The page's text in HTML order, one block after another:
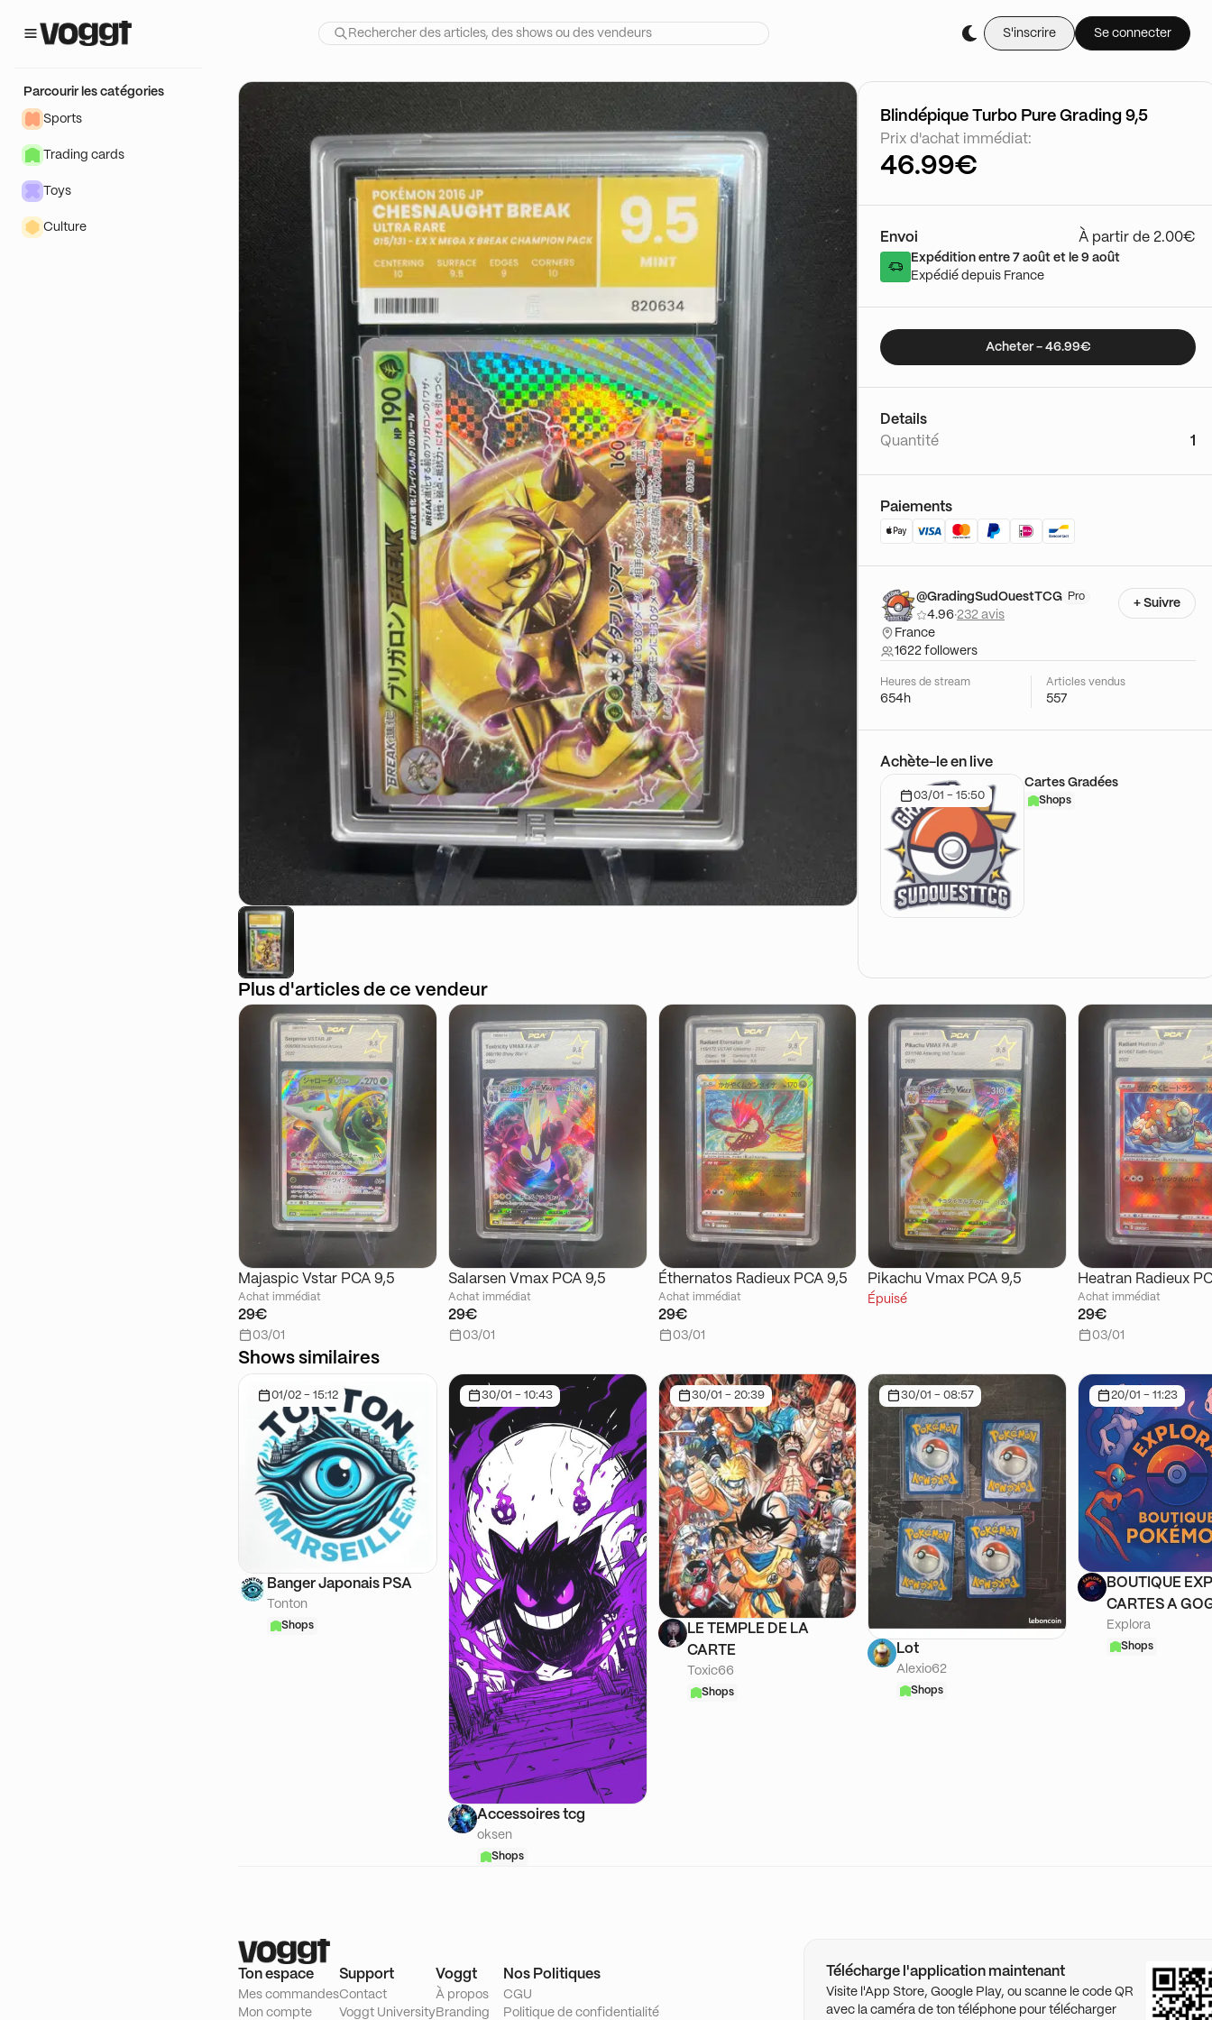
S'inscrire Se connecter
Parcourir les catégories
Sports
Trading cards
Toys
Culture
Achète-le en
03/01 - 15:50
Voir le show
Blindépique Turbo Pure Grading 9,5
Prix d'achat immédiat:
46.99€
Envoi À partir de 2.00€
Expédition entre 7 août et le 9 août
Expédié depuis France
Acheter - 46.99€
Details
Quantité
1
Paiements
@GradingSudOuestTCG Pro
4.96·232 avis
France
1622 followers
+ Suivre
Heures de stream
654h
Articles vendus
557
Achète-le en live
03/01 - 15:50
Cartes Gradées
Shops
Plus d'articles de ce vendeur
Majaspic Vstar PCA 9,5
Achat immédiat
29€
03/01
Salarsen Vmax PCA 9,5
Achat immédiat
29€
03/01
Éthernatos Radieux PCA 9,5
Achat immédiat
29€
03/01
Pikachu Vmax PCA 9,5
Épuisé
Heatran Radieux
Achat immédiat
29€
03/01
Shows similaires
01/02 - 15:12
Banger Japonais PSA
Tonton
Shops
30/01 - 10:43
Accessoires tcg
oksen
Shops
30/01 - 20:39
LE TEMPLE DE LA
CARTE
Toxic66
Shops
30/01 - 08:57
Lot
Alexio62
Shops
20/01 - 11:23
BOUTIQUE
CARTES A
Explora
Shops
Ton espace
Mes commandes
Mon compte
Support
Contact
Voggt University
Voggt
À propos
Branding
Nos Politiques
CGU
Politique de confidentialité
Télécharge l'application maintenant
Visite l'App Store, Google Play, ou scanne le code QR
avec la caméra de ton téléphone pour télécharger